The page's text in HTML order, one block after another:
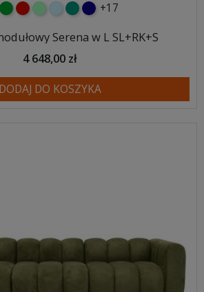
zielonyczerwony
miętowybłękitnyturkusowy
granatowy
+17
Serena w L SL+RK+S
4 648,00 zł
DODAJ DO KOSZYKA